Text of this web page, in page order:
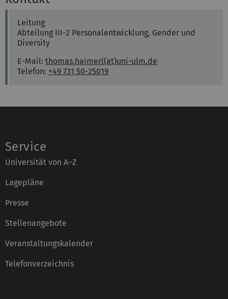
Leitung
Abteilung III-2 Personalentwicklung, Gender und
Diversity
E-Mail: thomas.haimerl(at)uni-ulm.de
Telefon: +49 731 50-25019
Service
Universität von A–Z
Lagepläne
Presse
Stellenangebote
Veranstaltungskalender
Telefonverzeichnis